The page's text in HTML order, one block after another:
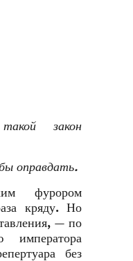
закон
оправдать.
фурором
кряду. Но
— по
императора
без